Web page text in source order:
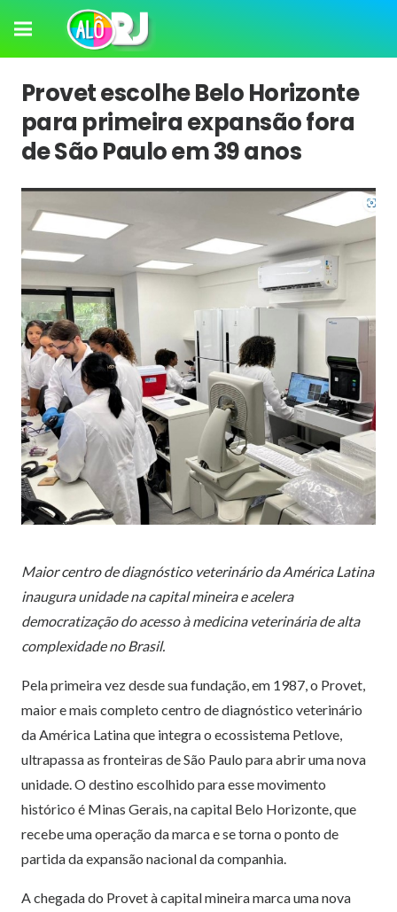
Provet escolhe Belo Horizonte
para primeira expansão fora
de São Paulo em 39 anos
Maior centro de diagnóstico veterinário da América Latina
inaugura unidade na capital mineira e acelera
democratização do acesso à medicina veterinária de alta
complexidade no Brasil.
Pela primeira vez desde sua fundação, em 1987, o Provet,
maior e mais completo centro de diagnóstico veterinário
da América Latina que integra o ecossistema Petlove,
ultrapassa as fronteiras de São Paulo para abrir uma nova
unidade. O destino escolhido para esse movimento
histórico é Minas Gerais, na capital Belo Horizonte, que
recebe uma operação da marca e se torna o ponto de
partida da expansão nacional da companhia.
A chegada do Provet à capital mineira marca uma nova